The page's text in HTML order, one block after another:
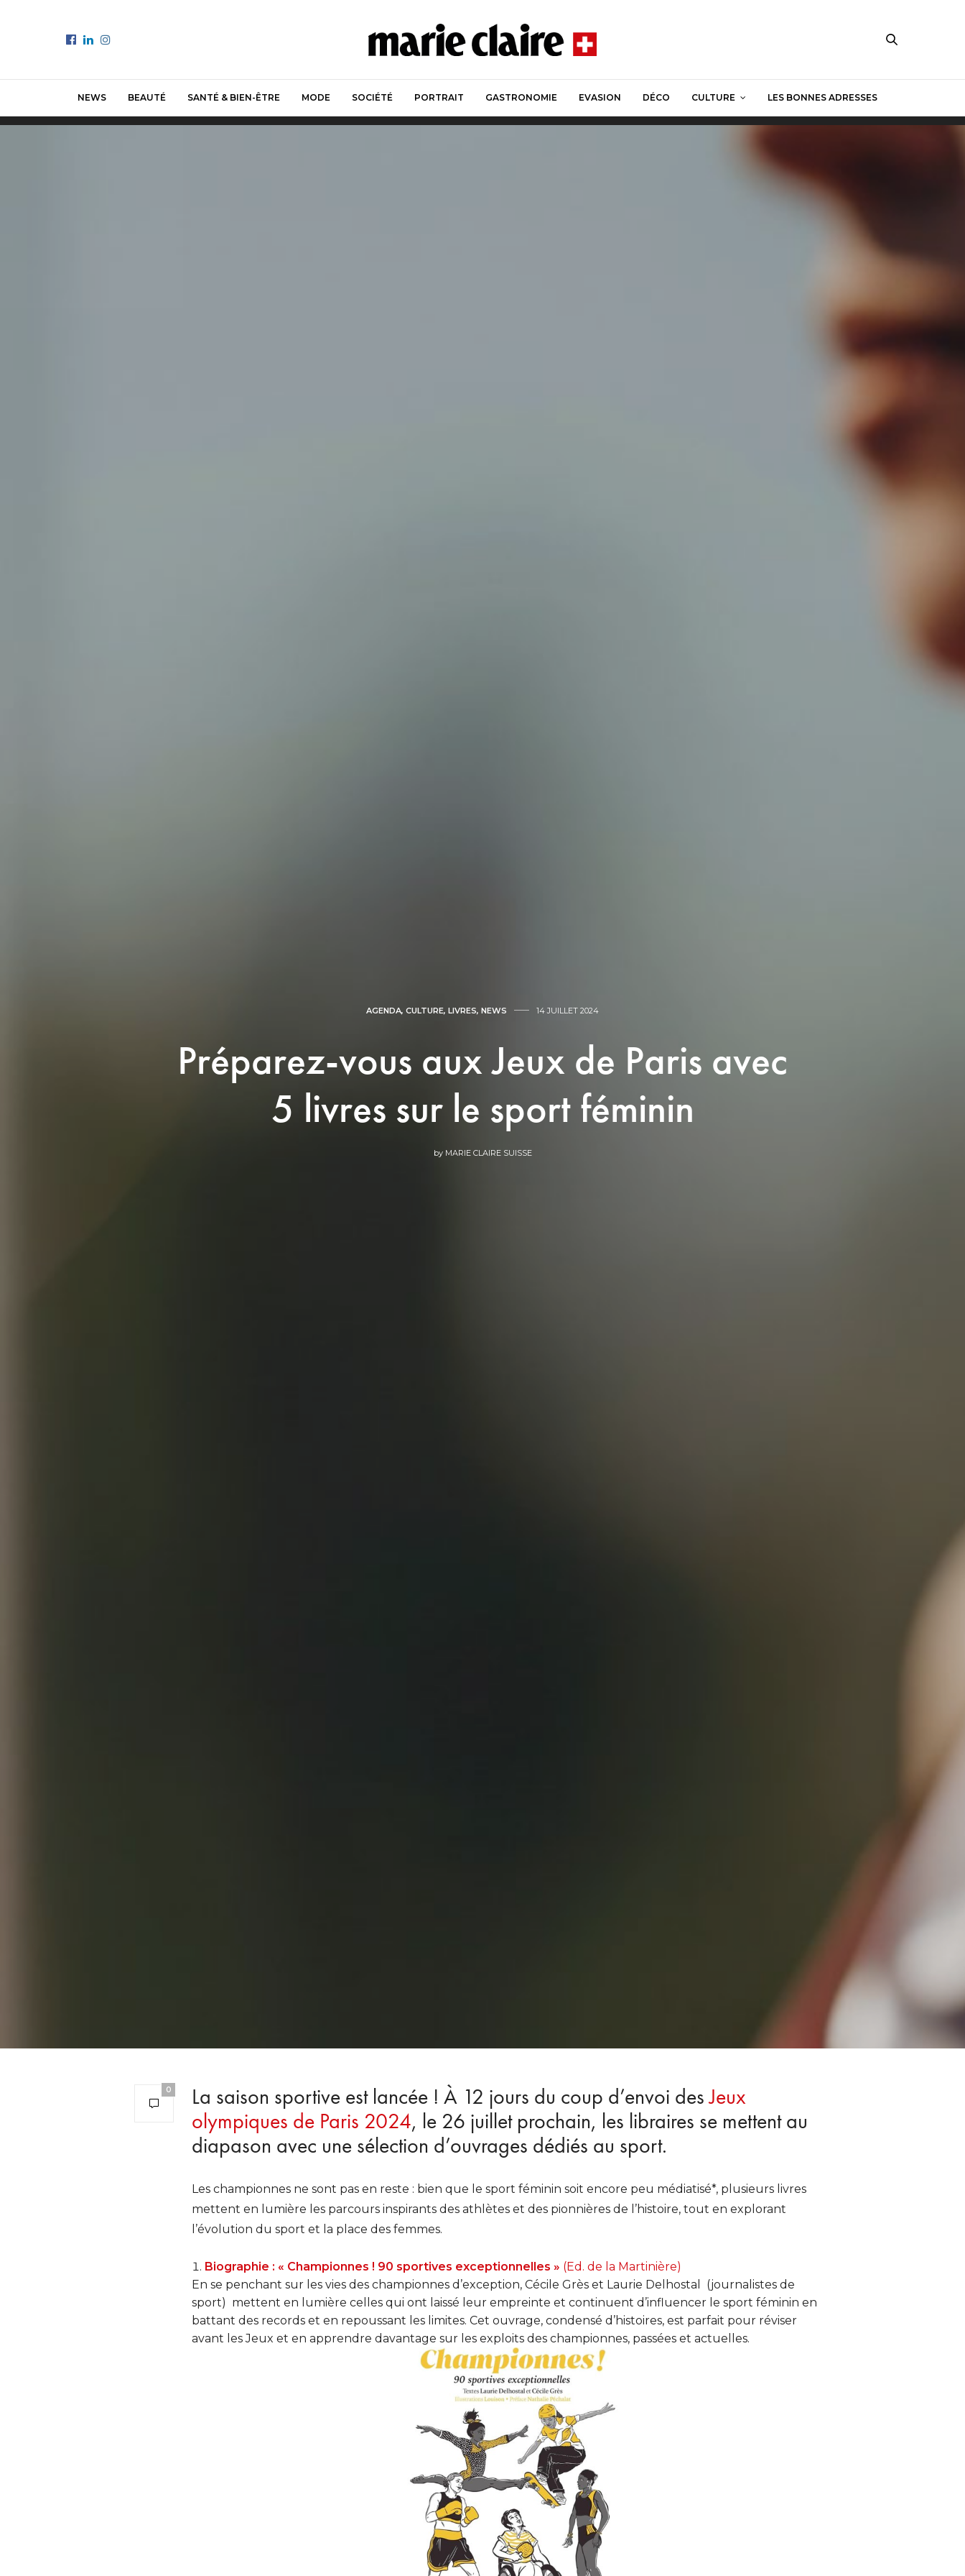
NEWS BEAUTÉ SANTÉ & BIEN-ÊTRE MODE SOCIÉTÉ PORTRAIT GASTRONOMIE EVASION DÉCO CULTURE LES BONNES ADRESSES
AGENDA, CULTURE, LIVRES, NEWS 14 JUILLET 2024
Préparez-vous aux Jeux de Paris avec
5 livres sur le sport féminin
by MARIE CLAIRE SUISSE
0 La saison sportive est lancée ! À 12 jours du coup d’envoi desJeux
olympiques de Paris 2024, le 26 juillet prochain, les libraires se mettent au
diapason avec une sélection d’ouvrages dédiés au sport.
Les championnes ne sont pas en reste : bien que le sport féminin soit encore peu médiatisé*, plusieurs livres
mettent en lumière les parcours inspirants des athlètes et des pionnières de l’histoire, tout en explorant
l’évolution du sport et la place des femmes.
Biographie : « Championnes ! 90 sportives exceptionnelles » (Ed. de la Martinière)
En se penchant sur les vies des championnes d’exception, Cécile Grès et Laurie Delhostal (journalistes de
sport) mettent en lumière celles qui ont laissé leur empreinte et continuent d’influencer le sport féminin en
battant des records et en repoussant les limites. Cet ouvrage, condensé d’histoires, est parfait pour réviser
avant les Jeux et en apprendre davantage sur les exploits des championnes, passées et actuelles.